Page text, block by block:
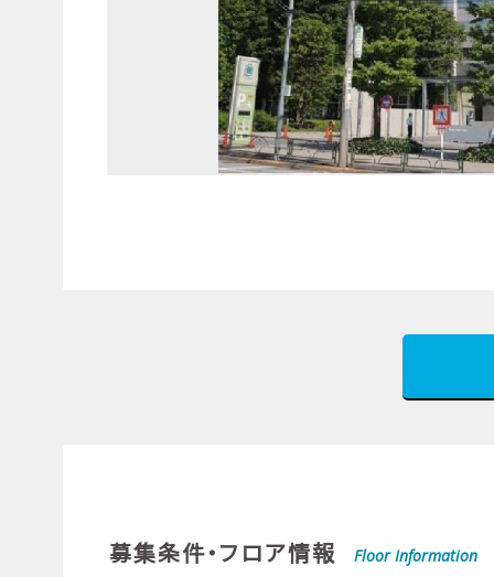
募集条件・フロア情報 Floor Information